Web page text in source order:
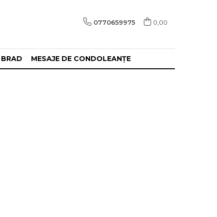
0770659975 0,00
MESAJE DE CONDOLEANȚE